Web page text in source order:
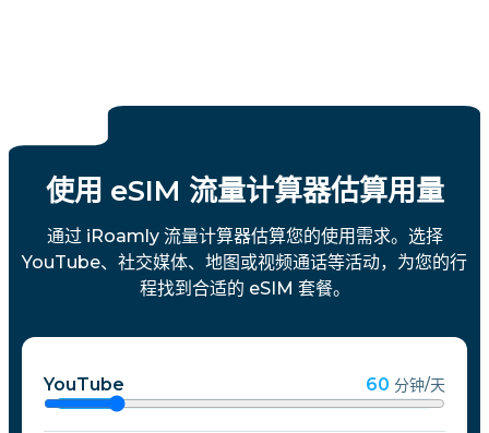
使用 eSIM 流量计算器估算用量
通过 iRoamly 流量计算器估算您的使用需求。选择
YouTube、社交媒体、地图或视频通话等活动，为您的行
程找到合适的 eSIM 套餐。
YouTube 60 分钟/天